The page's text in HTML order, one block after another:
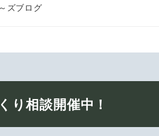
ズブログ
り相談開催中！